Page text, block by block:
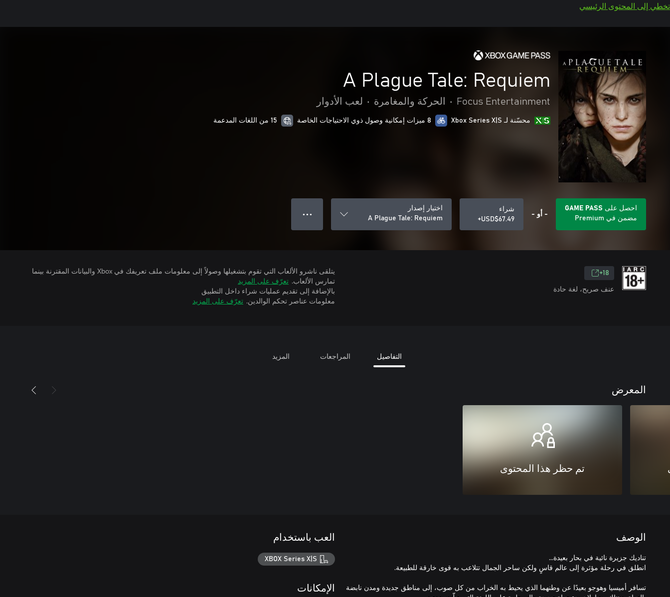
تخطي إلى المحتوى الرئيسي
A Plague Tale: Requiem
Focus Entertainment
• الحركة والمغامرة • لعب الأدوار
محسّنة لـ Xbox Series X|S 8 ميزات إمكانية وصول ذوي الاحتياجات الخاصة 15 من اللغات المدعمة
احصل على GAME PASS
مضمن في Premium
- أو -
شراء
USD$67.49+
اختيار إصدار
A Plague Tale: Requiem
● ● ●
18+
عنف صريح، لغة حادة
يتلقى ناشرو الألعاب التي تقوم بتشغيلها وصولاً إلى معلومات ملف تعريفك في Xbox والبيانات المقترنة بينما
تمارس الألعاب. تعرّف على المزيد
بالإضافة إلى تقديم عمليات شراء داخل التطبيق
معلومات عناصر تحكم الوالدين. تعرّف على المزيد
التفاصيل المراجعات المزيد
المعرض
تم حظر هذا المحتوى
الوصف
تسافر أميسيا وهوجو بعيدًا عن وطنهما الذي يحيط به الخراب من كل صوب، إلى مناطق جديدة ومدن نابضة
العب باستخدام
XBOX Series X|S
الإمكانات